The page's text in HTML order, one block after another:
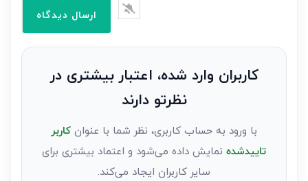
نظر
کاربران وارد شده، اعتبار بیشتری در
نظرتو دارند
با ورود به حساب کاربری، نظر شما با عنوانکاربر
تاییدشده نمایش داده می‌شود و اعتماد بیشتری برای
سایر کاربران ایجاد می‌کند.